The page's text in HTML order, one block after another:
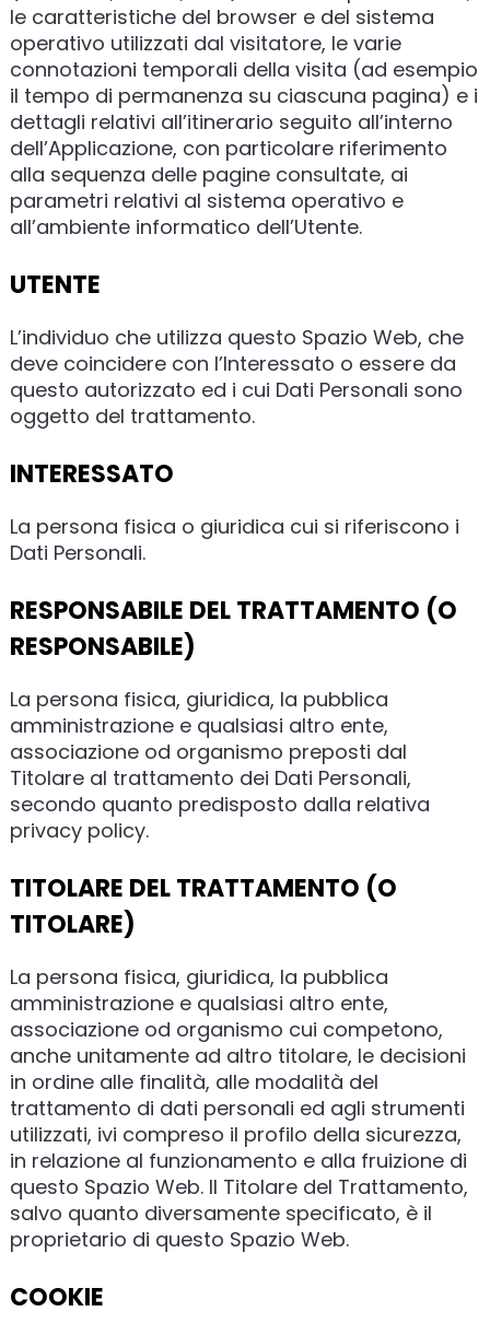
le caratteristiche del browser e del sistema
operativo utilizzati dal visitatore, le varie
connotazioni temporali della visita (ad esempio
il tempo di permanenza su ciascuna pagina) e i
dettagli relativi all’itinerario seguito all’interno
dell’Applicazione, con particolare riferimento
alla sequenza delle pagine consultate, ai
parametri relativi al sistema operativo e
all’ambiente informatico dell’Utente.
UTENTE
L’individuo che utilizza questo Spazio Web, che
deve coincidere con l’Interessato o essere da
questo autorizzato ed i cui Dati Personali sono
oggetto del trattamento.
INTERESSATO
La persona fisica o giuridica cui si riferiscono i
Dati Personali.
RESPONSABILE DEL TRATTAMENTO (O
RESPONSABILE)
La persona fisica, giuridica, la pubblica
amministrazione e qualsiasi altro ente,
associazione od organismo preposti dal
Titolare al trattamento dei Dati Personali,
secondo quanto predisposto dalla relativa
privacy policy.
TITOLARE DEL TRATTAMENTO (O
TITOLARE)
La persona fisica, giuridica, la pubblica
amministrazione e qualsiasi altro ente,
associazione od organismo cui competono,
anche unitamente ad altro titolare, le decisioni
in ordine alle finalità, alle modalità del
trattamento di dati personali ed agli strumenti
utilizzati, ivi compreso il profilo della sicurezza,
in relazione al funzionamento e alla fruizione di
questo Spazio Web. Il Titolare del Trattamento,
salvo quanto diversamente specificato, è il
proprietario di questo Spazio Web.
COOKIE